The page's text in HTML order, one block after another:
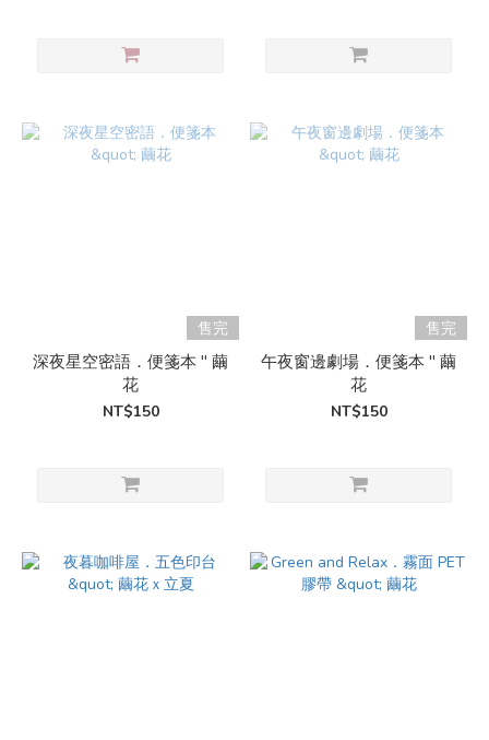
售完
深夜星空密語．便箋本 " 繭
花
NT$150
售完
午夜窗邊劇場．便箋本 " 繭
花
NT$150